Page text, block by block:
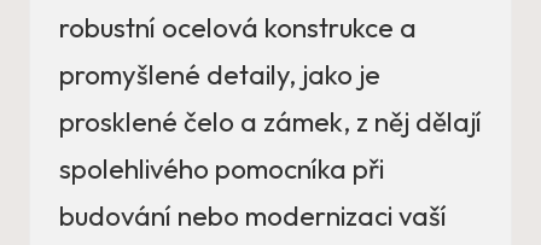
robustní ocelová konstrukce a
promyšlené detaily, jako je
prosklené čelo a zámek, z něj dělají
spolehlivého pomocníka při
budování nebo modernizaci vaší